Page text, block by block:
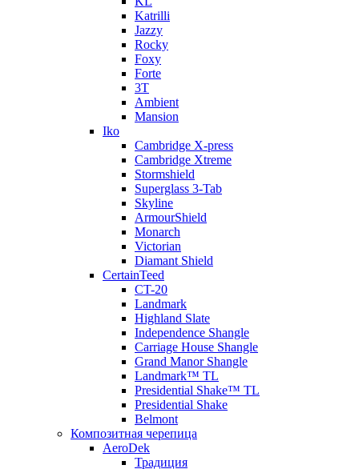
Katrilli
Jazzy
Rocky
Foxy
Forte
3T
Ambient
Mansion
Iko
Cambridge X-press
Cambridge Xtreme
Stormshield
Superglass 3-Tab
Skyline
ArmourShield
Monarch
Victorian
Diamant Shield
CertainTeed
CT-20
Landmark
Highland Slate
Independence Shangle
Carriage House Shangle
Grand Manor Shangle
Landmark™ TL
Presidential Shake™ TL
Presidential Shake
Belmont
Композитная черепица
AeroDek
Традиция